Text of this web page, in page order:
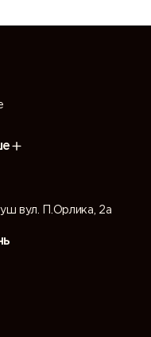
вул. П.Орлика, 2а